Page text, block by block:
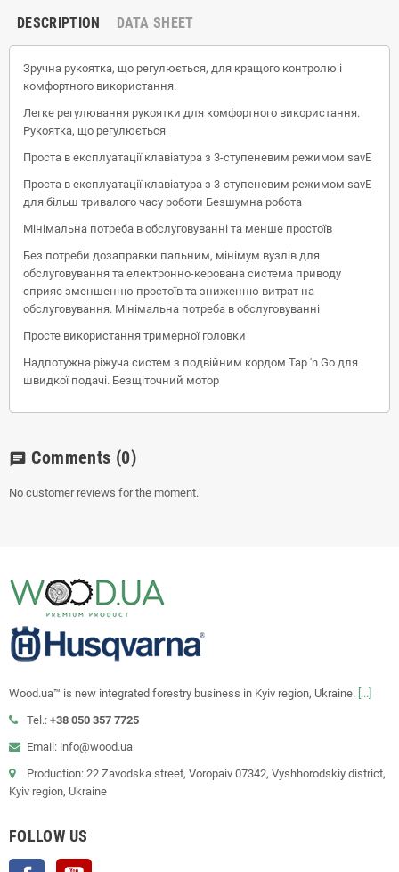
DESCRIPTION DATA SHEET
Зручна рукоятка, що регулюється, для кращого контролю і
комфортного використання.
Легке регулювання рукоятки для комфортного використання.
Рукоятка, що регулюється
Проста в експлуатації клавіатура з 3-ступеневим режимом savE
Проста в експлуатації клавіатура з 3-ступеневим режимом savE
для більш тривалого часу роботи Безшумна робота
Мінімальна потреба в обслуговуванні та менше простоїв
Без потреби дозаправки пальним, мінімум вузлів для
обслуговування та електронно-керована система приводу
сприяє зменшенню простоїв та зниженню витрат на
обслуговування. Мінімальна потреба в обслуговуванні
Просте використання тримерної головки
Надпотужна ріжуча систем з подвійним кордом Tap 'n Go для
швидкої подачі. Безщіточний мотор
chat Comments (0)
No customer reviews for the moment.
Wood.ua™ is new integrated forestry business in Kyiv region, Ukraine. [...]
Tel.: +38 050 357 7725
Email: info@wood.ua
Production: 22 Zavodska street, Voropaiv 07342, Vyshhorodskiy district,
Kyiv region, Ukraine
FOLLOW US
Facebook